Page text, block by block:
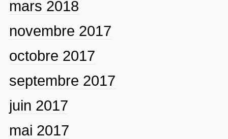
mars 2018
novembre 2017
octobre 2017
septembre 2017
juin 2017
mai 2017